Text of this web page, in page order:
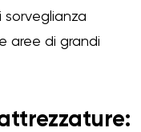
sorveglianza
aree di grandi